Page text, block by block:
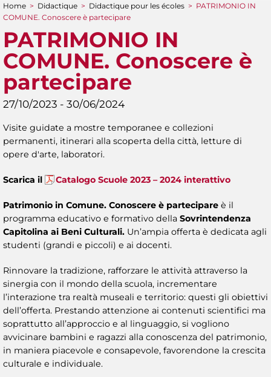
You are here
Home > Didactique > Didactique pour les écoles > PATRIMONIO IN
COMUNE. Conoscere è partecipare
PATRIMONIO IN
COMUNE. Conoscere è
partecipare
27/10/2023 - 30/06/2024
Visite guidate a mostre temporanee e collezioni
permanenti, itinerari alla scoperta della città, letture di
opere d'arte, laboratori.
Scarica il Catalogo Scuole 2023 – 2024 interattivo
Patrimonio in Comune. Conoscere è partecipare è il
programma educativo e formativo della Sovrintendenza
Capitolina ai Beni Culturali. Un’ampia offerta è dedicata agli
studenti (grandi e piccoli) e ai docenti.
Rinnovare la tradizione, rafforzare le attività attraverso la
sinergia con il mondo della scuola, incrementare
l’interazione tra realtà museali e territorio: questi gli obiettivi
dell’offerta. Prestando attenzione ai contenuti scientifici ma
soprattutto all’approccio e al linguaggio, si vogliono
avvicinare bambini e ragazzi alla conoscenza del patrimonio,
in maniera piacevole e consapevole, favorendone la crescita
culturale e individuale.